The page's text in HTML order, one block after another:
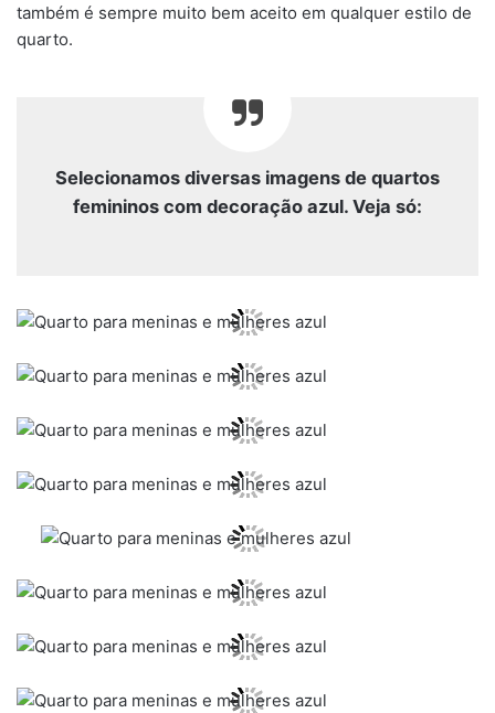
também é sempre muito bem aceito em qualquer estilo de
quarto.
Selecionamos diversas imagens de quartos
femininos com decoração azul. Veja só: